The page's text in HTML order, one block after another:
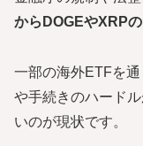
からDOGEやXRP
一部の海外ETFを
や手続きのハード
いのが現状です。